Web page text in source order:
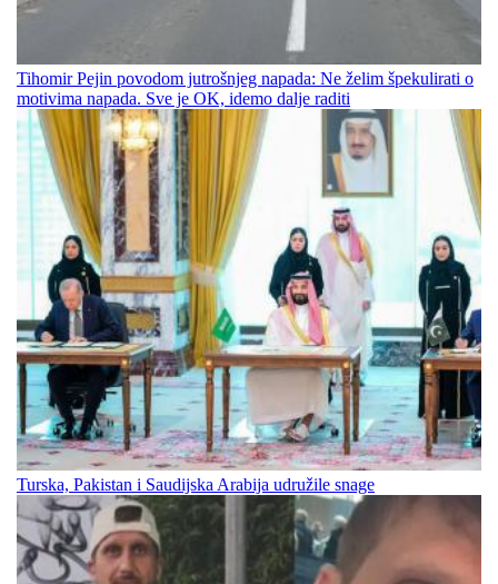
Tihomir Pejin povodom jutrošnjeg napada: Ne želim špekulirati o
motivima napada. Sve je OK, idemo dalje raditi
Turska, Pakistan i Saudijska Arabija udružile snage